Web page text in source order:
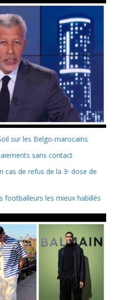
sur les Belgo-marocains
sans contact
cas de refus de la 3ᵉ dose de
footballeurs les mieux habillés